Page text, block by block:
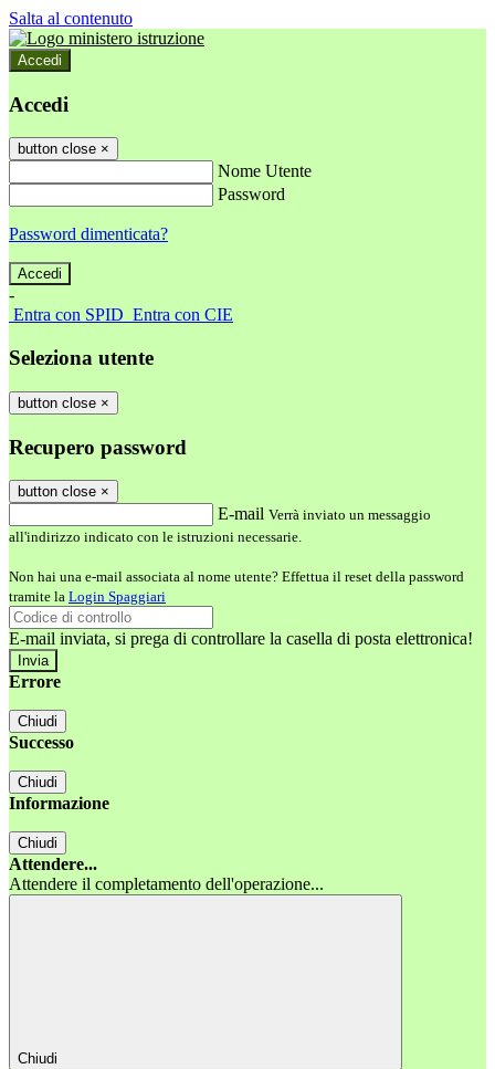
Salta al contenuto
Accedi
Accedi
button close ×
Nome Utente
Password
Password dimenticata?
-
Entra con SPID Entra con CIE
Seleziona utente
button close ×
Recupero password
button close ×
E-mail Verrà inviato un messaggio
all'indirizzo indicato con le istruzioni necessarie.
Non hai una e-mail associata al nome utente? Effettua il reset della password
tramite la Login Spaggiari
E-mail inviata, si prega di controllare la casella di posta elettronica!
Errore
Chiudi
Successo
Chiudi
Informazione
Chiudi
Attendere...
Attendere il completamento dell'operazione...
Chiudi